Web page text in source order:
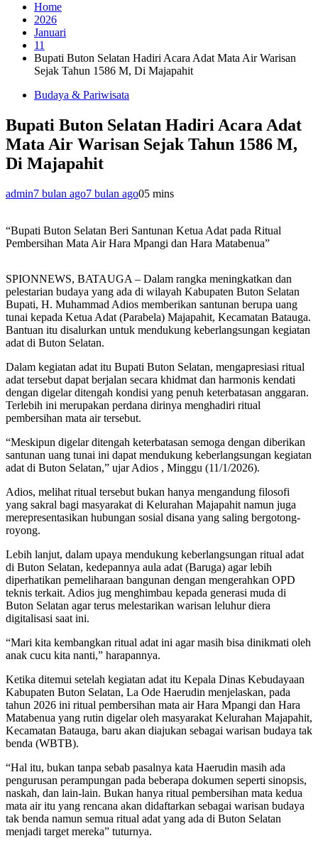
Home
2026
Januari
11
Bupati Buton Selatan Hadiri Acara Adat Mata Air Warisan
Sejak Tahun 1586 M, Di Majapahit
Budaya & Pariwisata
Bupati Buton Selatan Hadiri Acara Adat
Mata Air Warisan Sejak Tahun 1586 M,
Di Majapahit
admin7 bulan ago7 bulan ago05 mins
“Bupati Buton Selatan Beri Santunan Ketua Adat pada Ritual
Pembersihan Mata Air Hara Mpangi dan Hara Matabenua”
SPIONNEWS, BATAUGA – Dalam rangka meningkatkan dan
pelestarian budaya yang ada di wilayah Kabupaten Buton Selatan
Bupati, H. Muhammad Adios memberikan santunan berupa uang
tunai kepada Ketua Adat (Parabela) Majapahit, Kecamatan Batauga.
Bantuan itu disalurkan untuk mendukung keberlangsungan kegiatan
adat di Buton Selatan.
Dalam kegiatan adat itu Bupati Buton Selatan, mengapresiasi ritual
adat tersebut dapat berjalan secara khidmat dan harmonis kendati
dengan digelar ditengah kondisi yang penuh keterbatasan anggaran.
Terlebih ini merupakan perdana dirinya menghadiri ritual
pembersihan mata air tersebut.
“Meskipun digelar ditengah keterbatasan semoga dengan diberikan
santunan uang tunai ini dapat mendukung keberlangsungan kegiatan
adat di Buton Selatan,” ujar Adios , Minggu (11/1/2026).
Adios, melihat ritual tersebut bukan hanya mengandung filosofi
yang sakral bagi masyarakat di Kelurahan Majapahit namun juga
merepresentasikan hubungan sosial disana yang saling bergotong-
royong.
Lebih lanjut, dalam upaya mendukung keberlangsungan ritual adat
di Buton Selatan, kedepannya aula adat (Baruga) agar lebih
diperhatikan pemeliharaan bangunan dengan mengerahkan OPD
teknis terkait. Adios jug menghimbau kepada generasi muda di
Buton Selatan agar terus melestarikan warisan leluhur diera
digitalisasi saat ini.
“Mari kita kembangkan ritual adat ini agar masih bisa dinikmati oleh
anak cucu kita nanti,” harapannya.
Ketika ditemui setelah kegiatan adat itu Kepala Dinas Kebudayaan
Kabupaten Buton Selatan, La Ode Haerudin menjelaskan, pada
tahun 2026 ini ritual pembersihan mata air Hara Mpangi dan Hara
Matabenua yang rutin digelar oleh masyarakat Kelurahan Majapahit,
Kecamatan Batauga, baru akan diajukan sebagai warisan budaya tak
benda (WBTB).
“Hal itu, bukan tanpa sebab pasalnya kata Haerudin masih ada
pengurusan perampungan pada beberapa dokumen seperti sinopsis,
naskah, dan lain-lain. Bukan hanya ritual pembersihan mata kedua
mata air itu yang rencana akan didaftarkan sebagai warisan budaya
tak benda namun semua ritual adat yang ada di Buton Selatan
menjadi target mereka” tuturnya.